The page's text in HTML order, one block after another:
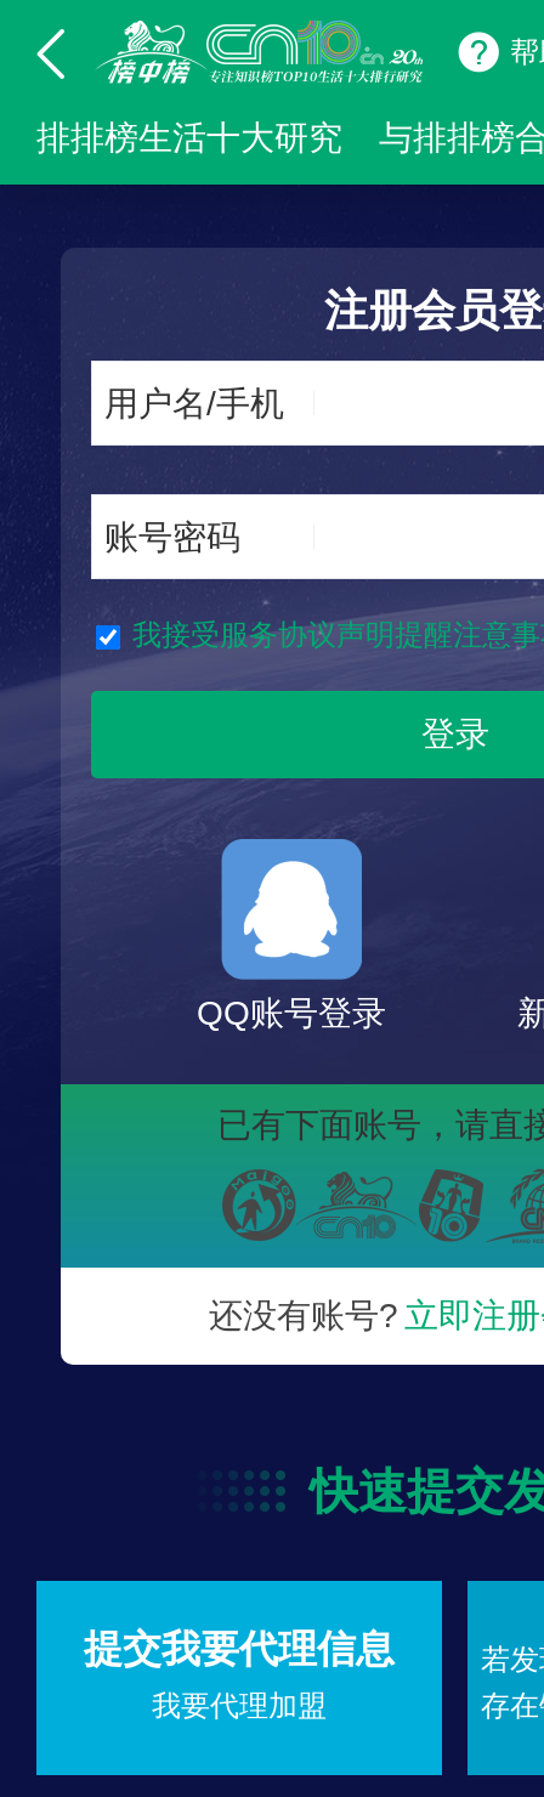
排排榜生活十大研究 与排排榜
注册会员
用户名/手机
账号密码
我接受服务协议声明提醒注意
QQ账号登录
已有下面账号， 请直
还没有账号? 立即注
快速提交
提交我要代理信息
我要代理加盟
若
存